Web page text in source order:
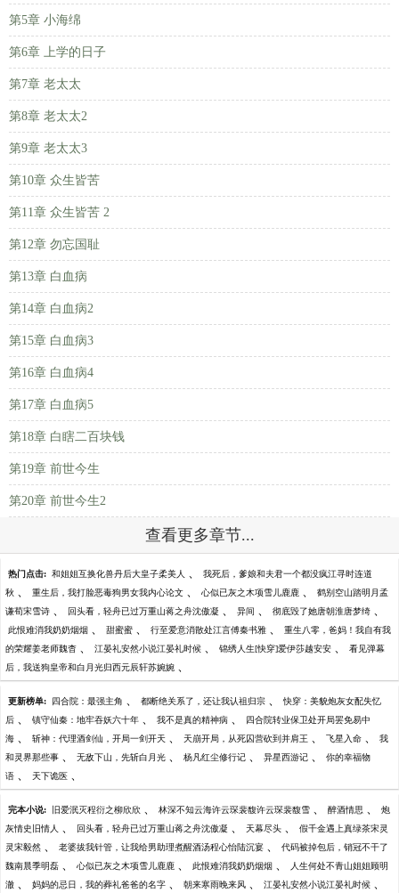
第5章 小海绵
第6章 上学的日子
第7章 老太太
第8章 老太太2
第9章 老太太3
第10章 众生皆苦
第11章 众生皆苦 2
第12章 勿忘国耻
第13章 白血病
第14章 白血病2
第15章 白血病3
第16章 白血病4
第17章 白血病5
第18章 白瞎二百块钱
第19章 前世今生
第20章 前世今生2
查看更多章节...
热门点击: 和姐姐互换化兽丹后大皇子柔美人 、 我死后，爹娘和夫君一个都没疯江寻时连道
秋 、 重生后，我打脸恶毒狗男女我内心论文 、 心似已灰之木项雪儿鹿鹿 、 鹤别空山踏明月孟
谦荀宋雪诗 、 回头看，轻舟已过万重山蒋之舟沈傲凝 、 异间 、 彻底毁了她唐朝淮唐梦绮 、
此恨难消我奶奶烟烟 、 甜蜜蜜 、 行至爱意消散处江言傅秦书雅 、 重生八零，爸妈！我自有我
的荣耀姜老师魏杳 、 江晏礼安然小说江晏礼时候 、 锦绣人生[快穿]爱伊莎越安安 、 看见弹幕
后，我送狗皇帝和白月光归西元辰轩苏婉婉 、
更新榜单: 四合院：最强主角 、 都断绝关系了，还让我认祖归宗 、 快穿：美貌炮灰女配失忆
后 、 镇守仙秦：地牢吞妖六十年 、 我不是真的精神病 、 四合院转业保卫处开局罢免易中
海 、 斩神：代理酒剑仙，开局一剑开天 、 天崩开局，从死囚营砍到并肩王 、 飞星入命 、 我
和灵界那些事 、 无敌下山，先斩白月光 、 杨凡红尘修行记 、 异星西游记 、 你的幸福物
语 、 天下诡医 、
完本小说: 旧爱泯灭程衍之柳欣欣 、 林深不知云海许云琛裴馥许云琛裴馥雪 、 醉酒情思 、 炮
灰情史旧情人 、 回头看，轻舟已过万重山蒋之舟沈傲凝 、 天幕尽头 、 假千金遇上真绿茶宋灵
灵宋毅然 、 老婆拔我针管，让我给男助理煮醒酒汤程心怡陆沉宴 、 代码被掉包后，销冠不干了
魏南晨季明磊 、 心似已灰之木项雪儿鹿鹿 、 此恨难消我奶奶烟烟 、 人生何处不青山姐姐顾明
澈 、 妈妈的忌日，我的葬礼爸爸的名字 、 朝来寒雨晚来风 、 江晏礼安然小说江晏礼时候 、